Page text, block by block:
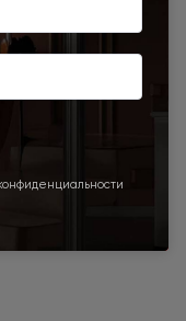
800x2100
900x2400